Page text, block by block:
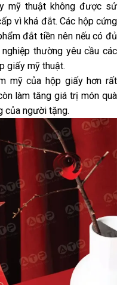
mỹ thuật không được sử
vì khá đắt. Các hộp cứng
đắt tiền nên nếu có đủ
thường yêu cầu các
giấy mỹ thuật.
mỹ của hộp giấy hơn rất
làm tăng giá trị món quà
của người tặng.